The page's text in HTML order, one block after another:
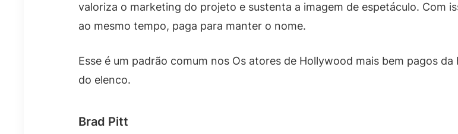
valoriza o marketing do projeto e sustenta a imagem de espetáculo. Com
ao mesmo tempo, paga para manter o nome.
Esse é um padrão comum nos Os atores de Hollywood mais bem pagos
do elenco.
Brad Pitt